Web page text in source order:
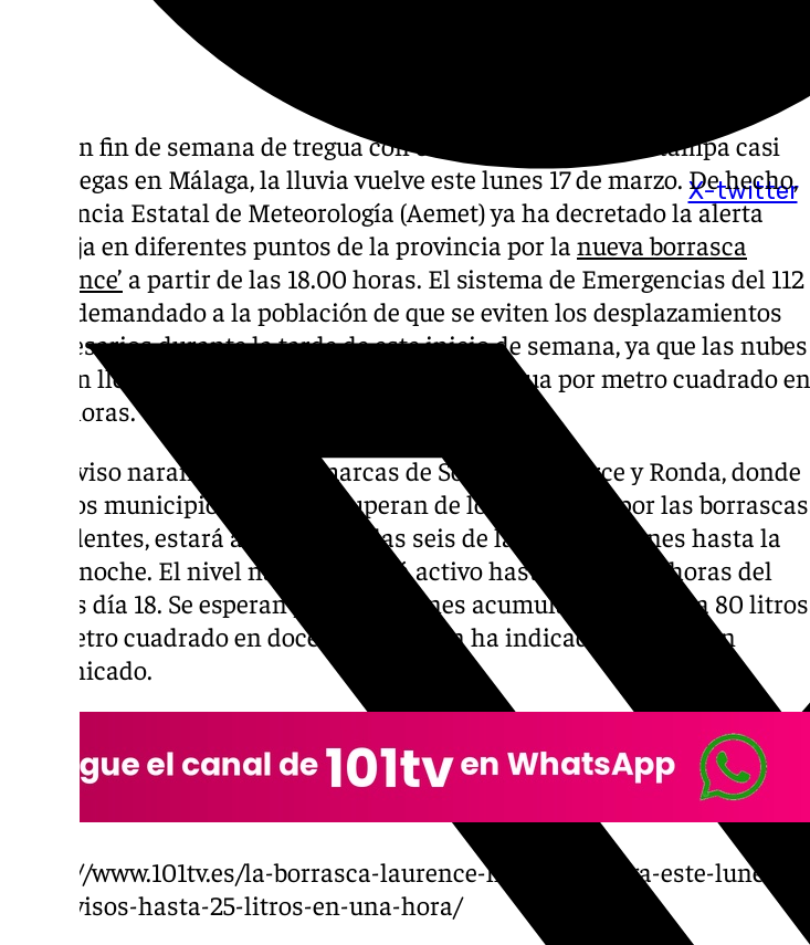
X-twitter
Tras un fin de semana de tregua con el ‘lorenzo’ dejando estampa casi
veraniegas en Málaga, la lluvia vuelve este lunes 17 de marzo. De hecho,
la Agencia Estatal de Meteorología (Aemet) ya ha decretado la alerta
naranja en diferentes puntos de la provincia por la nueva borrasca
‘Laurence’ a partir de las 18.00 horas. El sistema de Emergencias del 112
ya ha demandado a la población de que se eviten los desplazamientos
innecesarios durante la tarde de este inicio de semana, ya que las nubes
pueden llegar a descargar hasta 80 litros de agua por metro cuadrado en
doce horas.
Este aviso naranja en las comarcas de Sol, Guadalhorce y Ronda, donde
muchos municipios aún se recuperan de los destrozos por las borrascas
precedentes, estará activo desde las seis de la tarde del lunes hasta la
medianoche. El nivel naranja estará activo hasta las 00.00 horas del
martes día 18. Se esperan precipitaciones acumuladas de hasta 80 litros
por metro cuadrado en doce horas, según ha indicado el 112 en un
comunicado.
https://www.101tv.es/la-borrasca-laurence-llega-a-malaga-este-lunes-
con-avisos-hasta-25-litros-en-una-hora/